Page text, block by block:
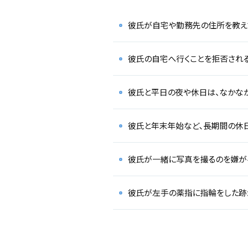
彼氏が自宅や勤務先の住所を教え
彼氏の自宅へ行くことを拒否され
彼氏と平日の夜や休日は、なかな
彼氏と年末年始など、長期間の休
彼氏が一緒に写真を撮るのを嫌が
彼氏が左手の薬指に指輪をした